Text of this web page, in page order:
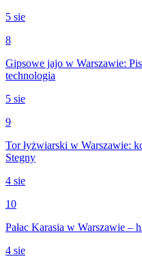
5 sie
8
Gipsowe jajo w Warszawie:
technologia
5 sie
9
Tor łyżwiarski w Warszawie:
Stegny
4 sie
10
Pałac Karasia w Warszawie –
4 sie